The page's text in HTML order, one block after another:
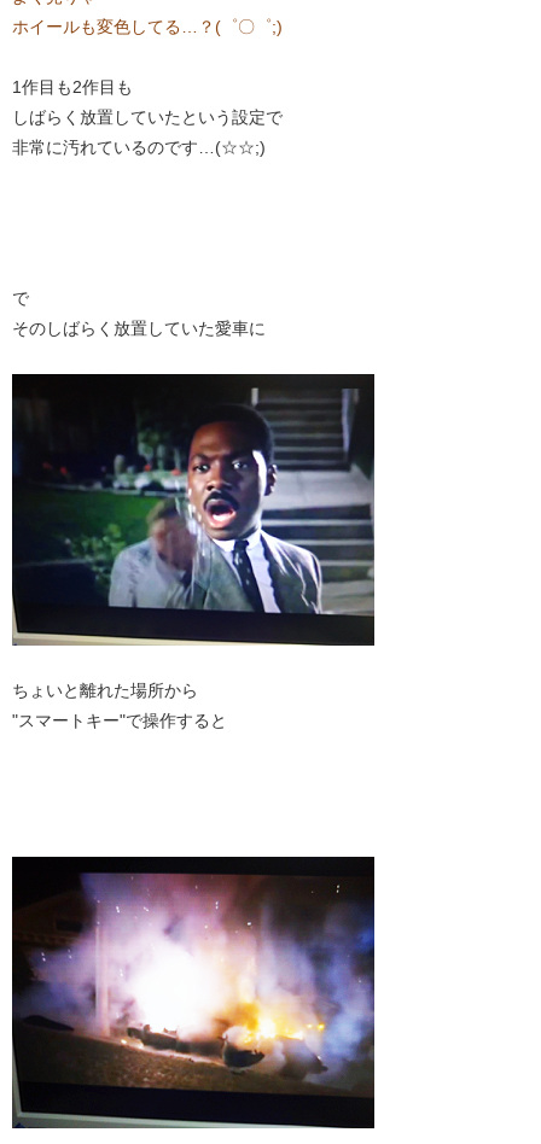
ホイールも変色してる…？(゜〇゜;)
1作目も2作目も
しばらく放置していたという設定で
非常に汚れているのです…(☆☆;)
で
そのしばらく放置していた愛車に
ちょいと離れた場所から
"スマートキー"で操作すると